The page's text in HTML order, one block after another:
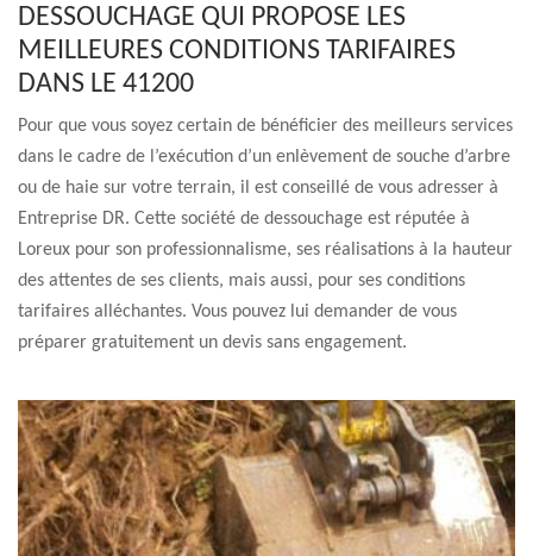
DESSOUCHAGE QUI PROPOSE LES
MEILLEURES CONDITIONS TARIFAIRES
DANS LE 41200
Pour que vous soyez certain de bénéficier des meilleurs services
dans le cadre de l’exécution d’un enlèvement de souche d’arbre
ou de haie sur votre terrain, il est conseillé de vous adresser à
Entreprise DR. Cette société de dessouchage est réputée à
Loreux pour son professionnalisme, ses réalisations à la hauteur
des attentes de ses clients, mais aussi, pour ses conditions
tarifaires alléchantes. Vous pouvez lui demander de vous
préparer gratuitement un devis sans engagement.